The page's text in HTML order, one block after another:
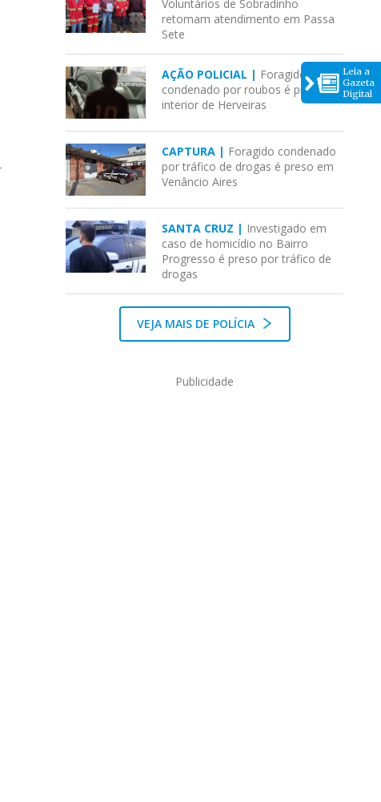
Leia a
Gazeta
Digital
Voluntários de Sobradinho
retomam atendimento em Passa
Sete
AÇÃO POLICIAL | Foragido
condenado por roubos é preso no
interior de Herveiras
CAPTURA | Foragido condenado
por tráfico de drogas é preso em
Venâncio Aires
SANTA CRUZ | Investigado em
caso de homicídio no Bairro
Progresso é preso por tráfico de
drogas
VEJA MAIS DE POLÍCIA
Publicidade